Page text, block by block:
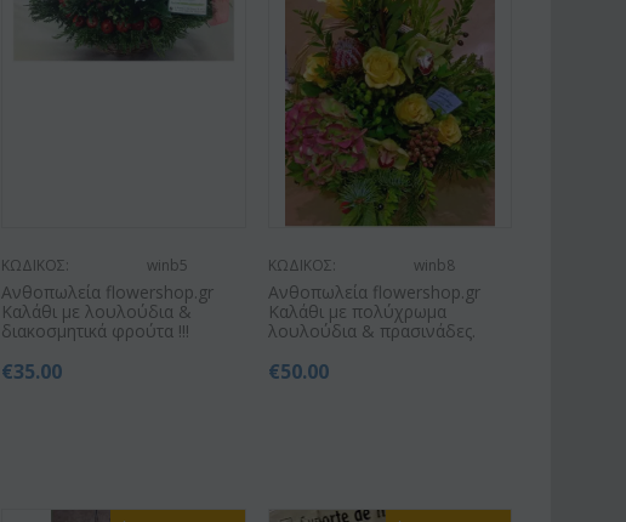
ΚΩΔΙΚΟΣ: winb5
Ανθοπωλεία flowershop.gr
Καλάθι με λουλούδια &
διακοσμητικά φρούτα !!!
€35.00
ΚΩΔΙΚΟΣ: winb8
Ανθοπωλεία flowershop.gr
Καλάθι με πολύχρωμα
λουλούδια & πρασινάδες.
€50.00